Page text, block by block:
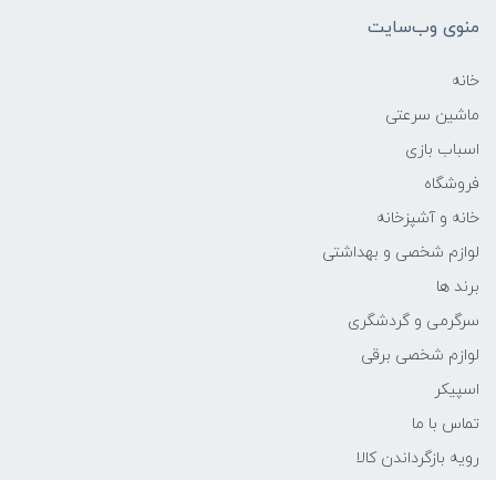
منوی وب‌سایت
خانه
ماشین سرعتی
اسباب بازی
فروشگاه
خانه و آشپزخانه
لوازم شخصی و بهداشتی
برند ها
سرگرمی و گردشگری
لوازم شخصی برقی
اسپیکر
تماس با ما
رویه بازگرداندن کالا